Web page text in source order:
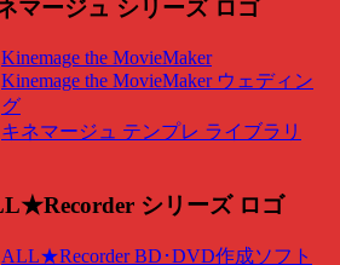
Kinemage the MovieMaker
Kinemage the MovieMaker ウェディン
グ
キネマージュ テンプレ ライブラリ
ALL★Recorder BD･DVD作成ソフト